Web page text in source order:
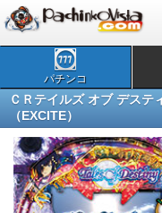
パチンコ
ＣＲテイルズ オブ デステ
（EXCITE）